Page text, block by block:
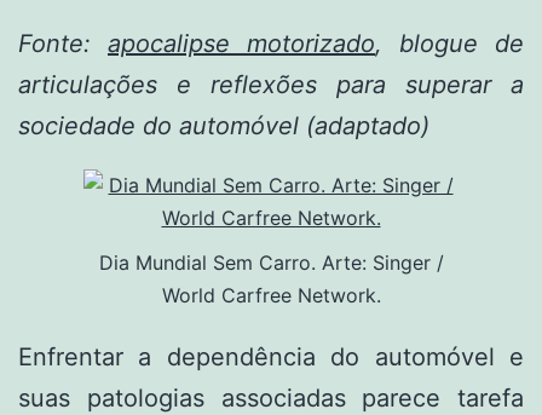
Fonte: apocalipse motorizado, blogue de
articulações e reflexões para superar a
sociedade do automóvel (adaptado)
Dia Mundial Sem Carro. Arte: Singer /
World Carfree Network.
Enfrentar a dependência do automóvel e
suas patologias associadas parece tarefa